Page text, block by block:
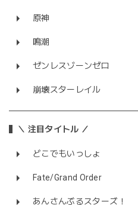
原神
鳴潮
ゼンレスゾーンゼロ
崩壊スターレイル
＼ 注目タイトル ／
どこでもいっしょ
Fate/Grand Order
あんさんぶるスターズ！